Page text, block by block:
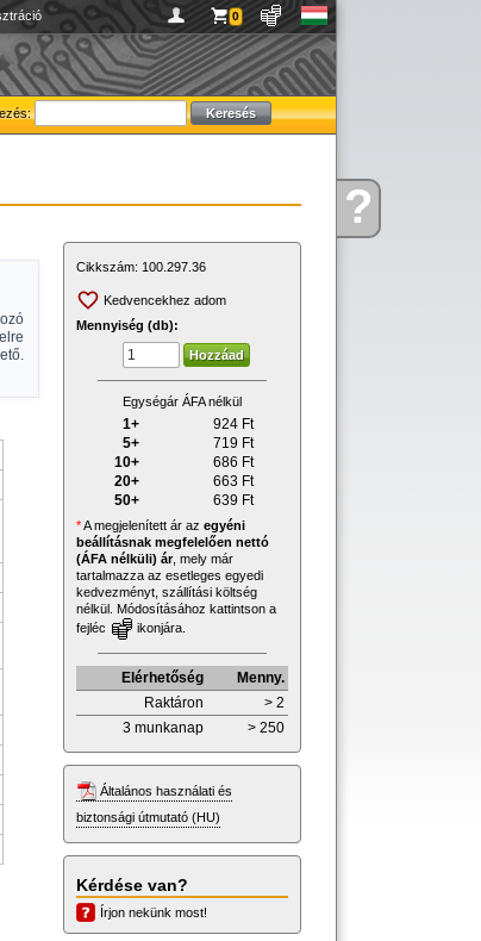
Kérdése?
0
Cikkszám: 100.297.36
Kedvencekhez adom
Mennyiség (db):
Egységár ÁFA nélkül
1+ 924 Ft
5+
719 Ft
10+
686 Ft
20+
663 Ft
50+
639 Ft
*A megjelenített ár az egyéni
beállításnak megfelelően nettó
(ÁFA nélküli) ár, mely már
tartalmazza az esetleges egyedi
kedvezményt, szállítási költség
nélkül. Módosításához kattintson a
fejléc
ikonjára.
Elérhetőség
Menny.
Raktáron
> 2
3 munkanap
> 250
Általános használati és
biztonsági útmutató (HU)
Kérdése van?
Írjon nekünk most!